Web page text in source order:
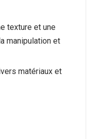
texture et une
manipulation et
matériaux et